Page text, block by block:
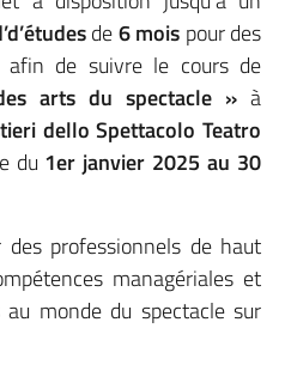
de6 mois pour des
afin de suivre le cours de
arts du spectacle » à
dello Spettacolo Teatro
du 1er janvier 2025 au 30
professionnels de haut
managériales et
au monde du spectacle sur